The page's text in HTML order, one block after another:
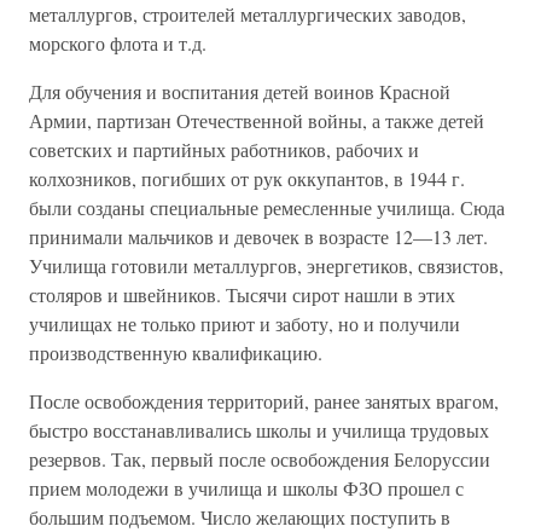
металлургов, строителей металлургических заводов,
морского флота и т.д.
Для обучения и воспитания детей воинов Красной
Армии, партизан Отечественной войны, а также детей
советских и партийных работников, рабочих и
колхозников, погибших от рук оккупантов, в 1944 г.
были созданы специальные ремесленные училища. Сюда
принимали мальчиков и девочек в возрасте 12—13 лет.
Училища готовили металлургов, энергетиков, связистов,
столяров и швейников. Тысячи сирот нашли в этих
училищах не только приют и заботу, но и получили
производственную квалификацию.
После освобождения территорий, ранее занятых врагом,
быстро восстанавливались школы и училища трудовых
резервов. Так, первый после освобождения Белоруссии
прием молодежи в училища и школы ФЗО прошел с
большим подъемом. Число желающих поступить в